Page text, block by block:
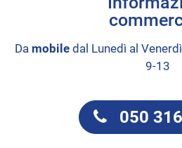
Da mobile dal Lunedì al
9-13
050